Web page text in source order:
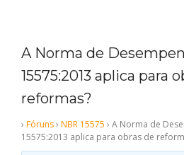
A Norma de
15575:2013 aplica para
reformas?
› Fóruns› NBR 15575 › A Norma de
15575:2013 aplica para obras de